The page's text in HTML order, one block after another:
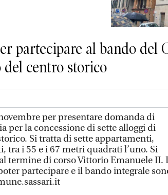
partecipare al bando del
centro storico
per presentare domanda di
per la concessione di sette alloggi di
Si tratta di sette appartamenti,
i 55 e i 67 metri quadrati l’uno. Si
termine di corso Vittorio Emanuele II.
partecipare e il bando integrale